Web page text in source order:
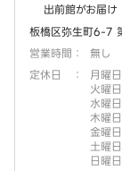
出前館がお届け
板橋区弥生町6-7
営業時間 ：
無し
定休日
：
月曜日
火曜日
水曜日
木曜日
金曜日
土曜日
日曜日